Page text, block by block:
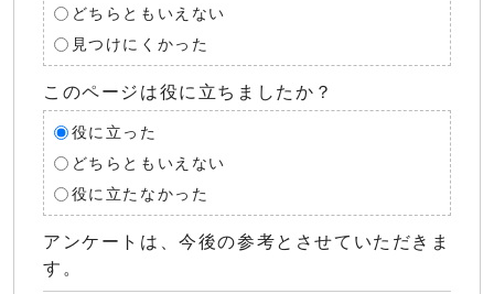
どちらともいえない
見つけにくかった
このページは役に立ちましたか？
役に立った
どちらともいえない
役に立たなかった
アンケートは、今後の参考とさせていただきま
す。